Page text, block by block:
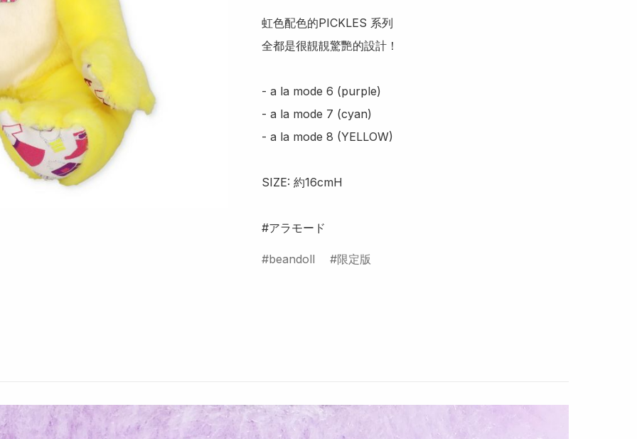
虹色配色的PICKLES 系列
全都是很靚靚驚艷的設計！
- a la mode 6 (purple)
- a la mode 7 (cyan)
- a la mode 8 (YELLOW)
SIZE: 約16cmH
#アラモード
beandoll 限定版